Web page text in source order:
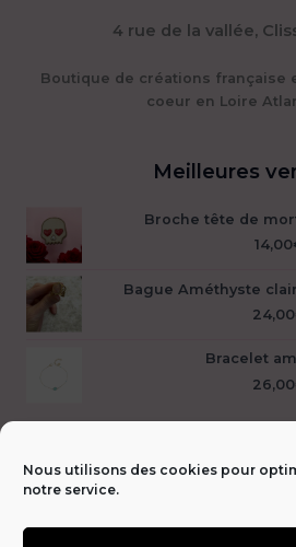
Nous utilisons des cookies pour
notre service.
4 rue de la vallée,
Boutique de créations française
coeur en Loire
Meilleures
Broche tête de
14,00
Bague Améthyste
24,00
Bracelet
26,00